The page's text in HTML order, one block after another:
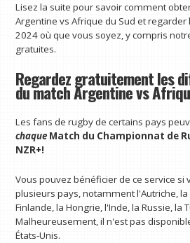
Lisez la suite pour savoir comment
Argentine vs Afrique du Sud et
2024 où que vous soyez, y compris
gratuites.
Regardez gratuitement les
du match Argentine vs
Les fans de rugby de certains pays
chaque Match du Championnat de
NZR+!
Vous pouvez bénéficier de ce service si
plusieurs pays, notamment l'Autriche,
Finlande, la Hongrie, l'Inde, la Russie, la
Malheureusement, il n'est pas
États-Unis.